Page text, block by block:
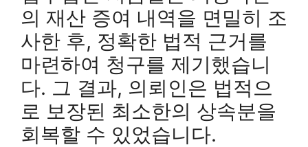
의 재산 증여 내역을 면밀히 조
사한 후, 정확한 법적 근거를
마련하여 청구를 제기했습니
다. 그 결과, 의뢰인은 법적으
로 보장된 최소한의 상속분을
회복할 수 있었습니다.